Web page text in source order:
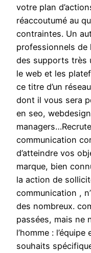
votre plan
réaccoutumé au
contraintes. Un
professionnels de
des supports très
le web et les
ce titre d’un
dont il vous sera
en seo,
communication
d’atteindre vos
marque, bien
la action de
communication ,
des nombreux.
passées, mais ne
l’homme :
souhaits